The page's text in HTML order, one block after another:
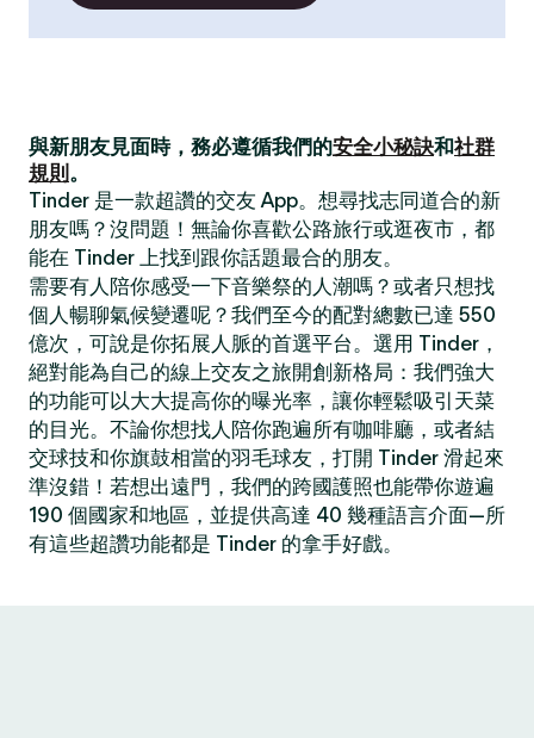
與新朋友見面時，務必遵循我們的安全小秘訣和社群
規則 。
Tinder 是一款超讚的交友 App。想尋找志同道合的新
朋友嗎？沒問題！無論你喜歡公路旅行或逛夜市，都
能在 Tinder 上找到跟你話題最合的朋友。
需要有人陪你感受一下音樂祭的人潮嗎？或者只想找
個人暢聊氣候變遷呢？我們至今的配對總數已達 550
億次，可說是你拓展人脈的首選平台。選用 Tinder，
絕對能為自己的線上交友之旅開創新格局：我們強大
的功能可以大大提高你的曝光率，讓你輕鬆吸引天菜
的目光。不論你想找人陪你跑遍所有咖啡廳，或者結
交球技和你旗鼓相當的羽毛球友，打開 Tinder 滑起來
準沒錯！若想出遠門，我們的跨國護照也能帶你遊遍
190 個國家和地區，並提供高達 40 幾種語言介面—所
有這些超讚功能都是 Tinder 的拿手好戲。